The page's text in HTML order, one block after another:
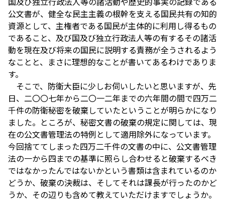
公文書が、健全な民主主義の根幹を支える国民共有の知的
資源として、主権者である国民が主体的に利用し得るもの
であること、及び国及び独立行政法人等の有するその諸活
動を現在及び将来の国民に説明する責務が全うされるよう
なことと、まさに理想的なことが書いてあるわけでありま
す。
そこで、防衛大臣に少しお伺いしたいと思いますが、先
日、二〇〇七年から二〇一二年までの六年間の間で四万二
千件の防衛秘密を破棄していたということが明らかになり
ました。ところが、秘密文書の破棄の規定に関しては、現
在の公文書管理法の特例として適用除外になっています。
今回捨ててしまった四万二千件の文書の中に、公文書管理
法の一から四までの基準に照らし合わせると破棄するべき
ではなかったんではないかという書類は含まれているのか
どうか、破棄の決裁は、そしてそれは課長が行ったのかど
うか、その辺りも含めて教えていただけますでしょうか。